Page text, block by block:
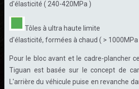
d'élasticité ( 240-420MPa )
Tôles à ultra haute limite
d'élasticité, formées à chaud ( > 1000MPa
Pour le bloc avant et le cadre-plancher
Tiguan est basée sur le concept de
L'arrière du véhicule puise en revanche